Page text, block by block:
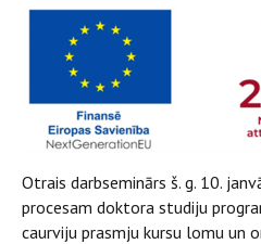
Otrais darbseminārs š. g. 10.
procesam doktora studiju
caurviju prasmju kursu lomu un